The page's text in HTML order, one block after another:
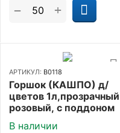
+
−
АРТИКУЛ: В0118
Горшок (КАШПО) д/
цветов 1л,прозрачный
розовый, с поддоном
В наличии